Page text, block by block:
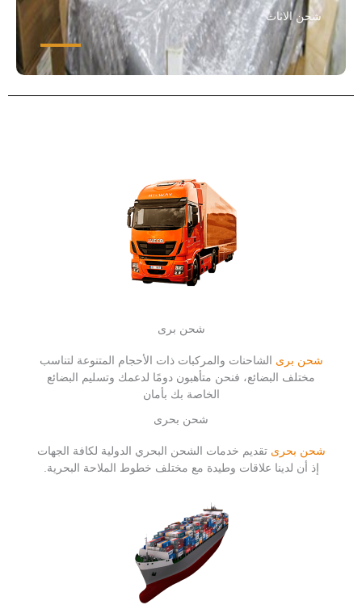
شحن الاثاث
شحن برى
شحن برى الشاحنات والمركبات ذات الأحجام المتنوعة لتناسب
مختلف البضائع، فنحن متأهبون دومًا لدعمك وتسليم البضائع
الخاصة بك بأمان
شحن بحرى
شحن بحرى تقديم خدمات الشحن البحري الدولية لكافة الجهات
إذ أن لدينا علاقات وطيدة مع مختلف خطوط الملاحة البحرية.